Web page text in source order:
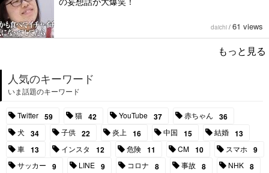
daichi / 61 views
もっと見る
人気のキーワード
いま話題のキーワード
Twitter 59 猫 42 YouTube 37 赤ちゃん 36
犬 34 子供 22 炎上 16 中国 15 結婚 13
車 13 インスタ 12 危険 11 CM 10 スマホ 9
サッカー 9 LINE 9 コロナ 8 事故 8 NHK 8